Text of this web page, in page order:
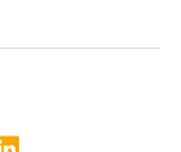
mois. Vous pouvez
de vos besoins
flexibles qui